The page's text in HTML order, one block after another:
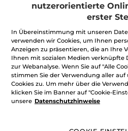
Kompakt-Hautpuder
Zéro Défaut
Aufklappbare Puderdose 8 g
- 7 Nuancen
(239)
312,19€ / 100g
24,90€
-
50% ab 2 Produkten deiner Wahl
nutzerorientierte
erster
In Übereinstimmung mit unseren
verwenden wir Cookies, um Ihnen
Anzeigen zu präsentieren, die an Ihre
Ihnen mit sozialen Medien verknüpfte
zur Webanalyse. Wenn Sie auf "Alle
stimmen Sie der Verwendung aller
Cookies zu. Um mehr über die
klicken Sie im Banner auf "Cookie-
unsere Datenschutzhinweise